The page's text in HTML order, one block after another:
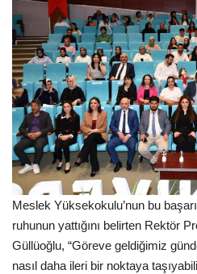
Meslek Yüksekokulu’nun bu
ruhunun yattığını belirten Rektör
Güllüoğlu, “Göreve geldiğimiz
nasıl daha ileri bir noktaya